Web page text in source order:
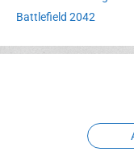
Battlefield 2042
Erlebnispark